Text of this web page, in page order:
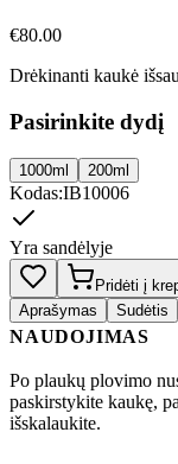
€80.00
Drėkinanti kaukė
Pasirinkite dydį
1000ml 200ml
Kodas:IB10006
Yra sandėlyje
Pridėti į
Aprašymas
Sudėtis
NAUDOJIMAS
Po plaukų plovimo
paskirstykite kaukę,
išskalaukite.